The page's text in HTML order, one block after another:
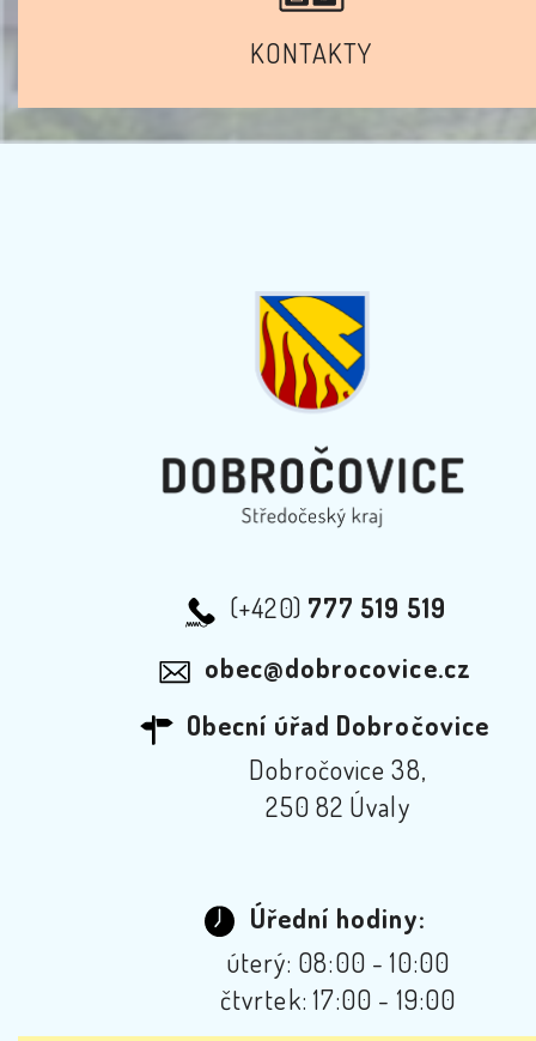
KONTAKTY
(+420) 777 519 519
obec@dobrocovice.cz
Obecní úřad Dobročovice
Dobročovice 38,
250 82 Úvaly
Úřední hodiny:
úterý: 08:00 - 10:00
čtvrtek: 17:00 - 19:00